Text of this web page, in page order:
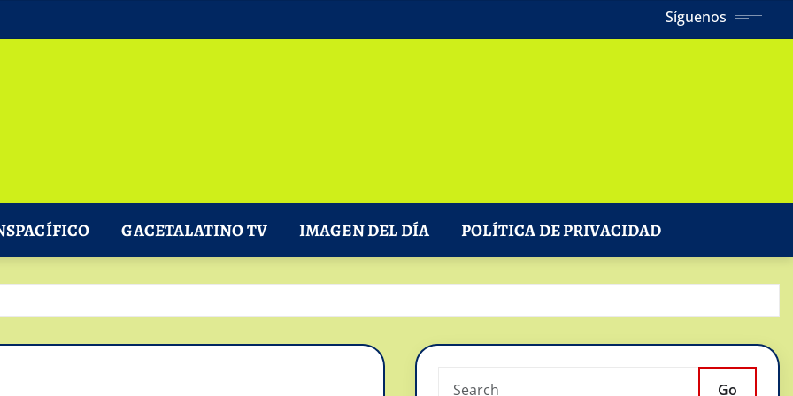
Síguenos
GACETALATINO TV IMAGEN DEL DÍA POLÍTICA DE PRIVACIDAD
Go